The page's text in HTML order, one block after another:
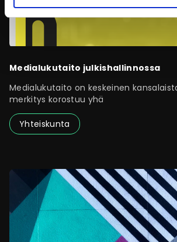
Medialukutaito julkishallinnossa
Medialukutaito on keskeinen
merkitys korostuu yhä
Yhteiskunta